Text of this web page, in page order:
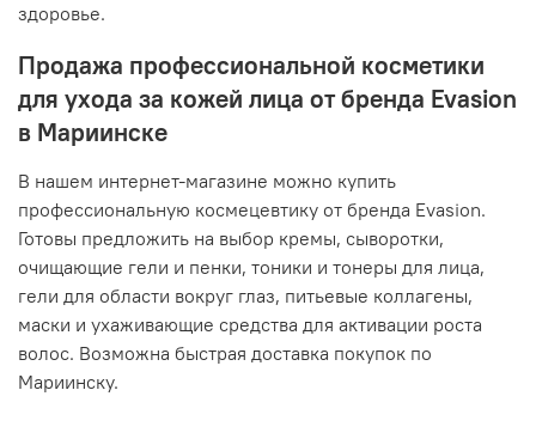
здоровье.
Продажа профессиональной косметики
для ухода за кожей лица от бренда Evasion
в Мариинске
В нашем интернет-магазине можно купить
профессиональную космецевтику от бренда Evasion.
Готовы предложить на выбор кремы, сыворотки,
очищающие гели и пенки, тоники и тонеры для лица,
гели для области вокруг глаз, питьевые коллагены,
маски и ухаживающие средства для активации роста
волос. Возможна быстрая доставка покупок по
Мариинску.